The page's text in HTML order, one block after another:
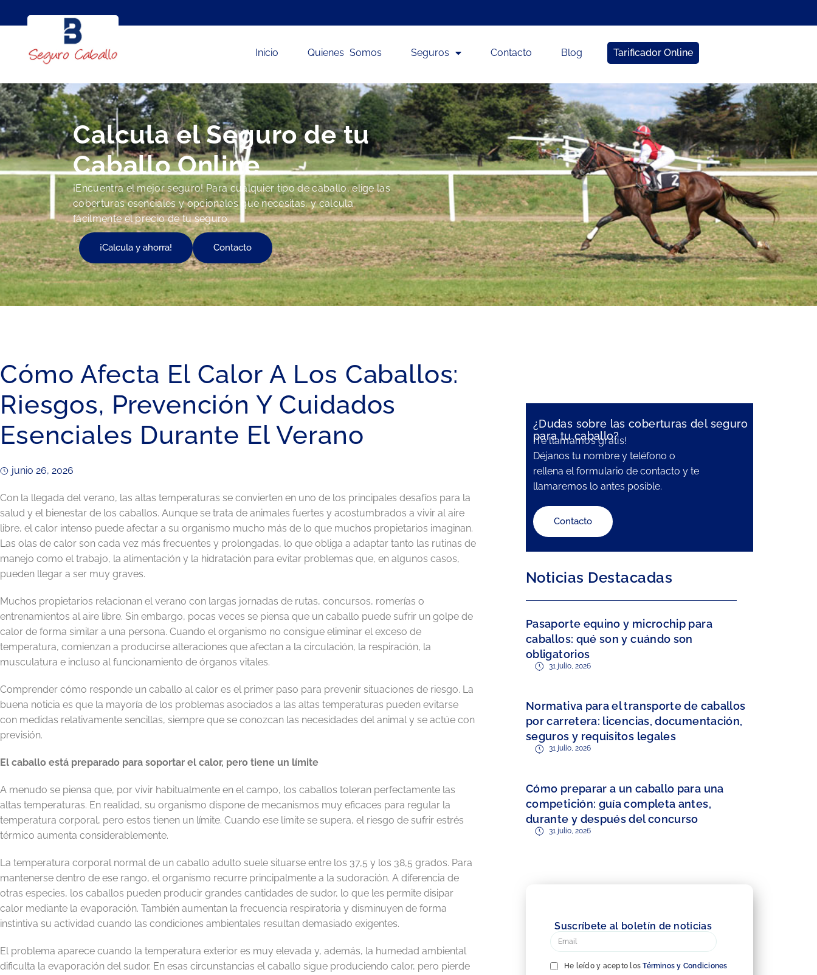
Inicio Quienes Somos Seguros Contacto Blog Tarificador Online
Calcula el Seguro de tu
Caballo Online
¡Encuentra el mejor seguro! Para cualquier tipo de caballo, elige las
coberturas esenciales y opcionales que necesitas, y calcula
fácilmente el precio de tu seguro.
¡Calcula y ahorra! Contacto
Cómo Afecta El Calor A Los Caballos:
Riesgos, Prevención Y Cuidados
Esenciales Durante El Verano
junio 26, 2026
Con la llegada del verano, las altas temperaturas se convierten en uno de los principales desafíos para la
salud y el bienestar de los caballos. Aunque se trata de animales fuertes y acostumbrados a vivir al aire
libre, el calor intenso puede afectar a su organismo mucho más de lo que muchos propietarios imaginan.
Las olas de calor son cada vez más frecuentes y prolongadas, lo que obliga a adaptar tanto las rutinas de
manejo como el trabajo, la alimentación y la hidratación para evitar problemas que, en algunos casos,
pueden llegar a ser muy graves.
Muchos propietarios relacionan el verano con largas jornadas de rutas, concursos, romerías o
entrenamientos al aire libre. Sin embargo, pocas veces se piensa que un caballo puede sufrir un golpe de
calor de forma similar a una persona. Cuando el organismo no consigue eliminar el exceso de
temperatura, comienzan a producirse alteraciones que afectan a la circulación, la respiración, la
musculatura e incluso al funcionamiento de órganos vitales.
Comprender cómo responde un caballo al calor es el primer paso para prevenir situaciones de riesgo. La
buena noticia es que la mayoría de los problemas asociados a las altas temperaturas pueden evitarse
con medidas relativamente sencillas, siempre que se conozcan las necesidades del animal y se actúe con
previsión.
El caballo está preparado para soportar el calor, pero tiene un límite
A menudo se piensa que, por vivir habitualmente en el campo, los caballos toleran perfectamente las
altas temperaturas. En realidad, su organismo dispone de mecanismos muy eficaces para regular la
temperatura corporal, pero estos tienen un límite. Cuando ese límite se supera, el riesgo de sufrir estrés
térmico aumenta considerablemente.
La temperatura corporal normal de un caballo adulto suele situarse entre los 37,5 y los 38,5 grados. Para
mantenerse dentro de ese rango, el organismo recurre principalmente a la sudoración. A diferencia de
otras especies, los caballos pueden producir grandes cantidades de sudor, lo que les permite disipar
calor mediante la evaporación. También aumentan la frecuencia respiratoria y disminuyen de forma
instintiva su actividad cuando las condiciones ambientales resultan demasiado exigentes.
El problema aparece cuando la temperatura exterior es muy elevada y, además, la humedad ambiental
dificulta la evaporación del sudor. En esas circunstancias el caballo sigue produciendo calor, pero pierde
¿Dudas sobre las coberturas del seguro
para tu caballo?
¡Te llamamos gratis!
Déjanos tu nombre y teléfono o
rellena el formulario de contacto y te
llamaremos lo antes posible.
Contacto
Noticias Destacadas
Pasaporte equino y microchip para
caballos: qué son y cuándo son
obligatorios
31 julio, 2026
Normativa para el transporte de caballos
por carretera: licencias, documentación,
seguros y requisitos legales
31 julio, 2026
Cómo preparar a un caballo para una
competición: guía completa antes,
durante y después del concurso
31 julio, 2026
Suscríbete al boletín de noticias
He leído y acepto losTérminos y Condiciones